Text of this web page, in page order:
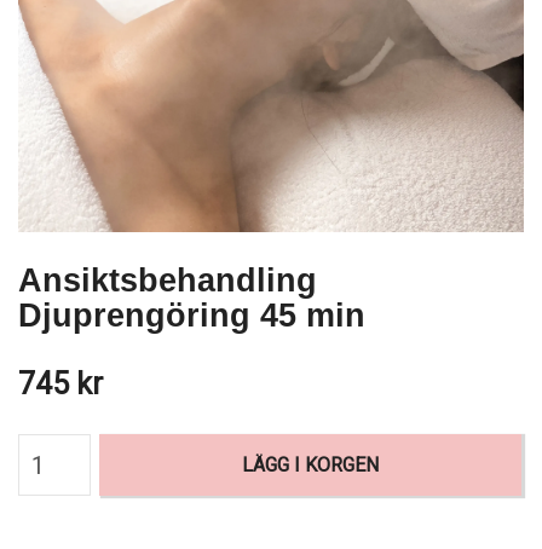
Ansiktsbehandling
Djuprengöring 45 min
745 kr
LÄGG I KORGEN